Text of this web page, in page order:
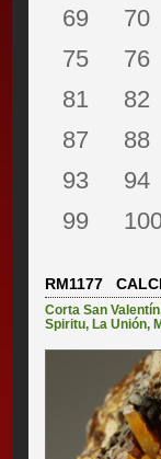
69
70
75
76
81
82
87
88
93
94
99
RM1177
Corta San Valentín
Spiritu, La Unión,